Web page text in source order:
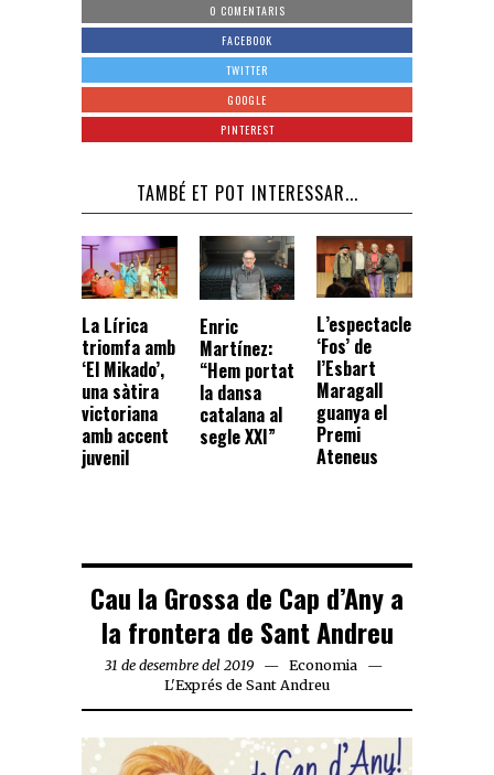
0 COMENTARIS
FACEBOOK
TWITTER
GOOGLE
PINTEREST
TAMBÉ ET POT INTERESSAR...
La Lírica
triomfa amb
‘El Mikado’,
una sàtira
victoriana
amb accent
juvenil
Enric
Martínez:
“Hem portat
la dansa
catalana al
segle XXI”
L’espectacle
‘Fos’ de
l’Esbart
Maragall
guanya el
Premi
Ateneus
Cau la Grossa de Cap d’Any a
la frontera de Sant Andreu
31 de desembre del 2019
Economia
L'Exprés de Sant Andreu